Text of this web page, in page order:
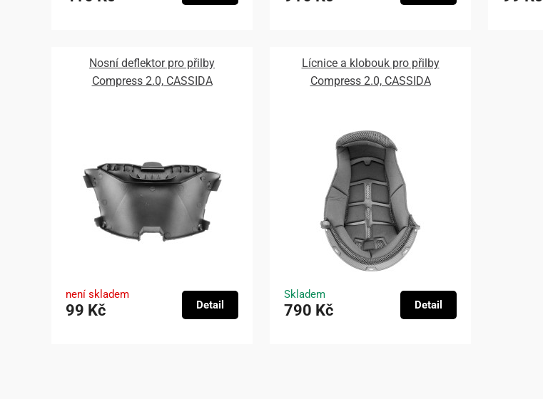
Nosní deflektor pro přilby
Compress 2.0, CASSIDA
není skladem
99 Kč Detail
Lícnice a klobouk pro přilby
Compress 2.0, CASSIDA
Skladem
790 Kč Detail